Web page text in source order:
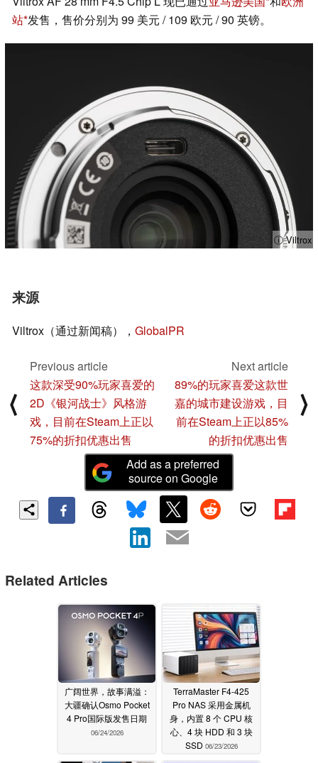
站 发售，售价分别为 99 美元 / 109 欧元 / 90 英镑。
ⓘ Viltrox
来源
Viltrox（通过新闻稿）， GlobalPR
⟨
Previous article
这款深受90%玩家喜爱的
2D《银河战士》风格游
戏，目前在Steam上正以
75%的折扣优惠出售
Next article
89%的玩家喜爱这款世
嘉的城市建设游戏，目
前在Steam上正以85%
的折扣优惠出售
⟩
Add as a preferred
source on Google
Related Articles
广阔世界，故事满溢：
大疆确认Osmo Pocket
4 Pro国际版发售日期
06/24/2026
TerraMaster F4-425
Pro NAS 采用金属机
身，内置 8 个 CPU 核
心、4 块 HDD 和 3 块
SSD 06/23/2026